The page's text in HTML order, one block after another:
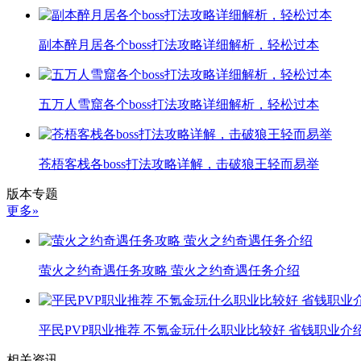
副本醉月居各个boss打法攻略详细解析，轻松过本
五万人雪窟各个boss打法攻略详细解析，轻松过本
苍梧客栈各boss打法攻略详解，击破狼王轻而易举
版本专题
更多»
萤火之约奇遇任务攻略 萤火之约奇遇任务介绍
平民PVP职业推荐 不氪金玩什么职业比较好 省钱职业介